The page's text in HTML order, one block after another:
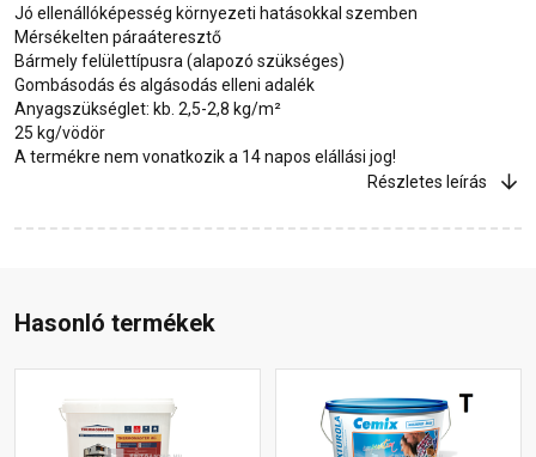
Jó ellenállóképesség környezeti hatásokkal szemben
Mérsékelten páraáteresztő
Bármely felülettípusra (alapozó szükséges)
Gombásodás és algásodás elleni adalék
Anyagszükséglet: kb. 2,5-2,8 kg/m²
25 kg/vödör
A termékre nem vonatkozik a 14 napos elállási jog!
Részletes leírás
Hasonló termékek